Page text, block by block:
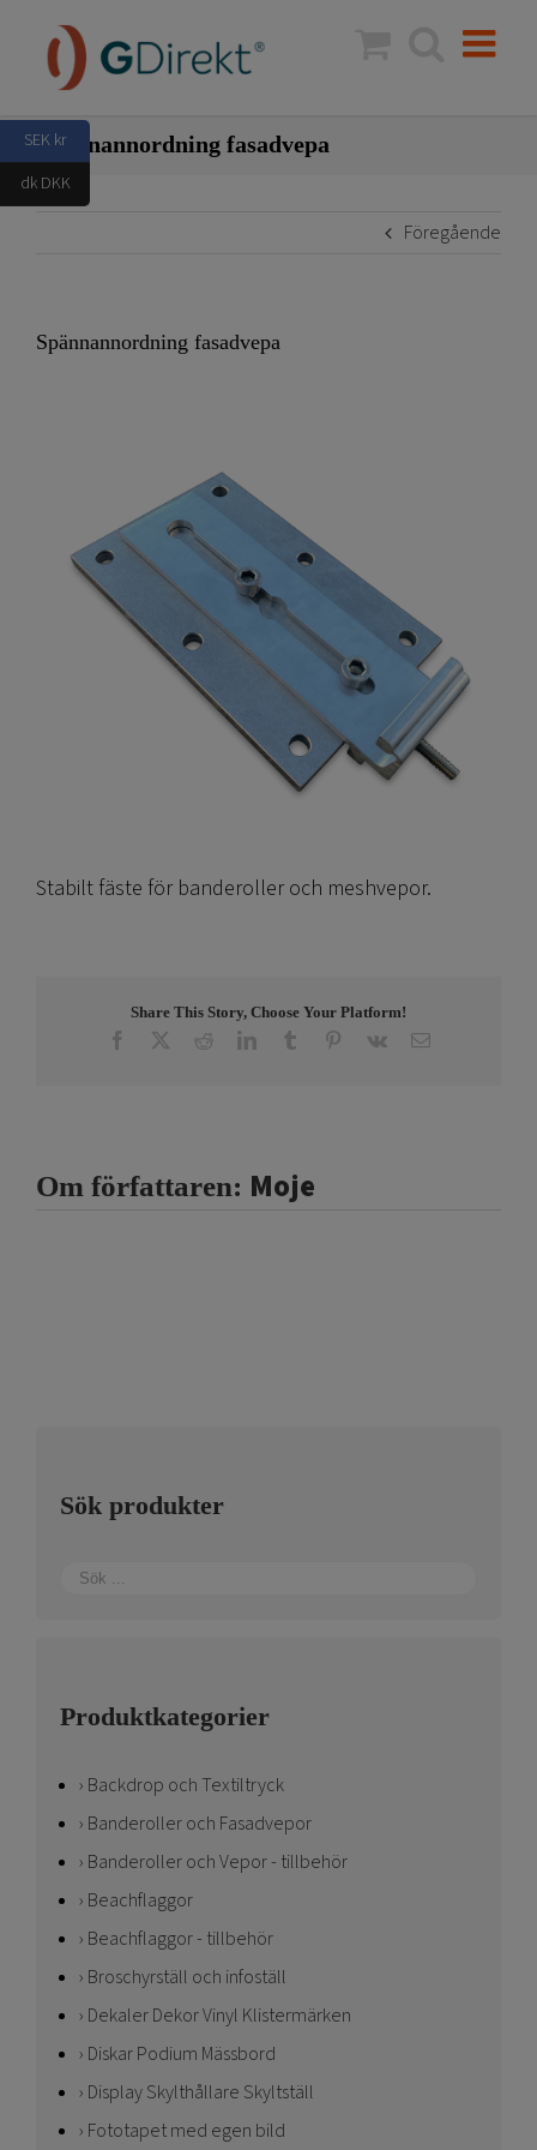
innehållet
Spännannordning fasadvepa
Föregående
Spännannordning fasadvepa
Stabilt fäste för banderoller och meshvepor.
Share This Story, Choose Your Platform!
Facebook RedditLinkedInTumblr Pinterest
Vk E-
Om författaren: Moje
Sök produkter
Produktkategorier
Backdrop och Textiltryck
Banderoller och Fasadvepor
Banderoller och Vepor - tillbehör
Beachflaggor
Beachflaggor - tillbehör
Broschyrställ och infoställ
Dekaler Dekor Vinyl Klistermärken
Diskar Podium Mässbord
Display Skylthållare Skyltställ
Fototapet med egen bild
SEK kr
dk DKK